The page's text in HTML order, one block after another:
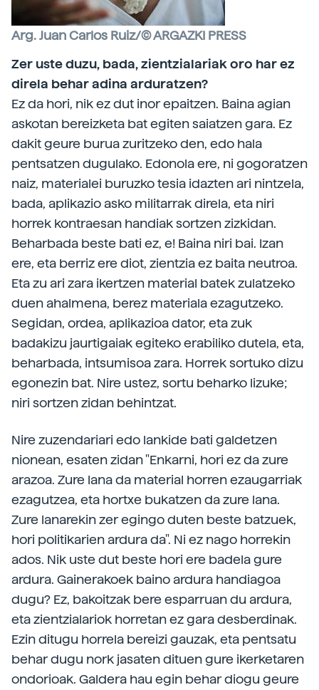
Arg. Juan Carlos Ruiz/© ARGAZKI PRESS
Zer uste duzu, bada, zientzialariak oro har ez
direla behar adina arduratzen?
Ez da hori, nik ez dut inor epaitzen. Baina agian
askotan bereizketa bat egiten saiatzen gara. Ez
dakit geure burua zuritzeko den, edo hala
pentsatzen dugulako. Edonola ere, ni gogoratzen
naiz, materialei buruzko tesia idazten ari nintzela,
bada, aplikazio asko militarrak direla, eta niri
horrek kontraesan handiak sortzen zizkidan.
Beharbada beste bati ez, e! Baina niri bai. Izan
ere, eta berriz ere diot, zientzia ez baita neutroa.
Eta zu ari zara ikertzen material batek zulatzeko
duen ahalmena, berez materiala ezagutzeko.
Segidan, ordea, aplikazioa dator, eta zuk
badakizu jaurtigaiak egiteko erabiliko dutela, eta,
beharbada, intsumisoa zara. Horrek sortuko dizu
egonezin bat. Nire ustez, sortu beharko lizuke;
niri sortzen zidan behintzat.
Nire zuzendariari edo lankide bati galdetzen
nionean, esaten zidan "Enkarni, hori ez da zure
arazoa. Zure lana da material horren ezaugarriak
ezagutzea, eta hortxe bukatzen da zure lana.
Zure lanarekin zer egingo duten beste batzuek,
hori politikarien ardura da". Ni ez nago horrekin
ados. Nik uste dut beste hori ere badela gure
ardura. Gainerakoek baino ardura handiagoa
dugu? Ez, bakoitzak bere esparruan du ardura,
eta zientzialariok horretan ez gara desberdinak.
Ezin ditugu horrela bereizi gauzak, eta pentsatu
behar dugu nork jasaten dituen gure ikerketaren
ondorioak. Galdera hau egin behar diogu geure